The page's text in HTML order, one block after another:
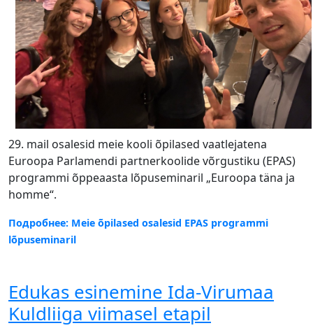
29. mail osalesid meie kooli õpilased vaatlejatena
Euroopa Parlamendi partnerkoolide võrgustiku (EPAS)
programmi õppeaasta lõpuseminaril „Euroopa täna ja
homme“.
Подробнее: Meie õpilased osalesid EPAS programmi
lõpuseminaril
Edukas esinemine Ida-Virumaa
Kuldliiga viimasel etapil